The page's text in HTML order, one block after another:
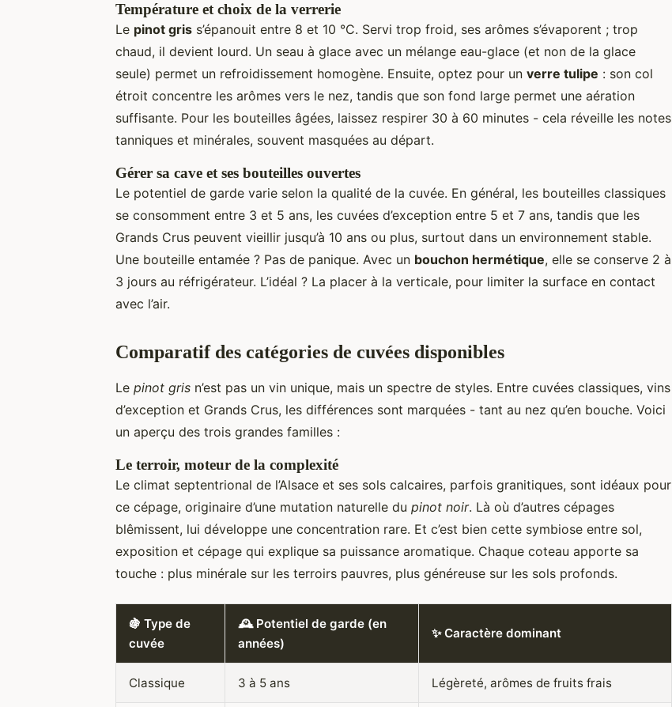
Température et choix de la verrerie
Le pinot gris s’épanouit entre 8 et 10 °C. Servi trop froid, ses arômes s’évaporent ; trop
chaud, il devient lourd. Un seau à glace avec un mélange eau-glace (et non de la glace
seule) permet un refroidissement homogène. Ensuite, optez pour un verre tulipe : son col
étroit concentre les arômes vers le nez, tandis que son fond large permet une aération
suffisante. Pour les bouteilles âgées, laissez respirer 30 à 60 minutes - cela réveille les notes
tanniques et minérales, souvent masquées au départ.
Gérer sa cave et ses bouteilles ouvertes
Le potentiel de garde varie selon la qualité de la cuvée. En général, les bouteilles classiques
se consomment entre 3 et 5 ans, les cuvées d’exception entre 5 et 7 ans, tandis que les
Grands Crus peuvent vieillir jusqu’à 10 ans ou plus, surtout dans un environnement stable.
Une bouteille entamée ? Pas de panique. Avec un bouchon hermétique, elle se conserve 2 à
3 jours au réfrigérateur. L’idéal ? La placer à la verticale, pour limiter la surface en contact
avec l’air.
Comparatif des catégories de cuvées disponibles
Le pinot gris n’est pas un vin unique, mais un spectre de styles. Entre cuvées classiques, vins
d’exception et Grands Crus, les différences sont marquées - tant au nez qu’en bouche. Voici
un aperçu des trois grandes familles :
Le terroir, moteur de la complexité
Le climat septentrional de l’Alsace et ses sols calcaires, parfois granitiques, sont idéaux pour
ce cépage, originaire d’une mutation naturelle du pinot noir. Là où d’autres cépages
blêmissent, lui développe une concentration rare. Et c’est bien cette symbiose entre sol,
exposition et cépage qui explique sa puissance aromatique. Chaque coteau apporte sa
touche : plus minérale sur les terroirs pauvres, plus généreuse sur les sols profonds.
🍇 Type de
cuvée
🕰️ Potentiel de garde (en
années)
✨ Caractère dominant
Classique 3 à 5 ans Légèreté, arômes de fruits frais